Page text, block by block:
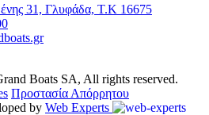
31, Γλυφάδα, Τ.Κ 16675
Boats SA, All rights reserved.
Προστασία Απόρρητου
by Web Experts